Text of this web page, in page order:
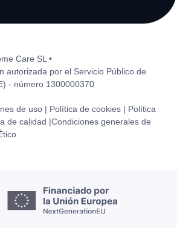
Care SL •
autorizada por el Servicio Público de
- número 1300000370
de uso | Política de cookies | Política
de calidad |Condiciones generales de